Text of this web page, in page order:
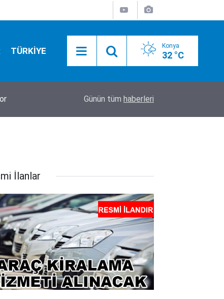
TÜRKİYE Konya
32 °C
Konya'da uyuşturucu operasyonu! Hiç
Günün tüm haberleri
İlanlar